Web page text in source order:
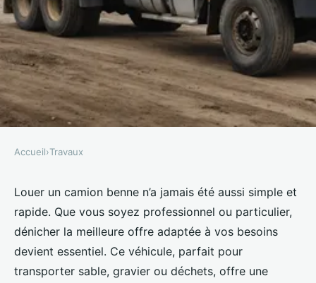
Location camion benne : trouvez
la meilleure offre facile et rapide
Lisa•25 avril 2025• 9 min de lecture
Accueil›Travaux
Louer un camion benne n’a jamais été aussi simple et
rapide. Que vous soyez professionnel ou particulier,
dénicher la meilleure offre adaptée à vos besoins
devient essentiel. Ce véhicule, parfait pour
transporter sable, gravier ou déchets, offre une